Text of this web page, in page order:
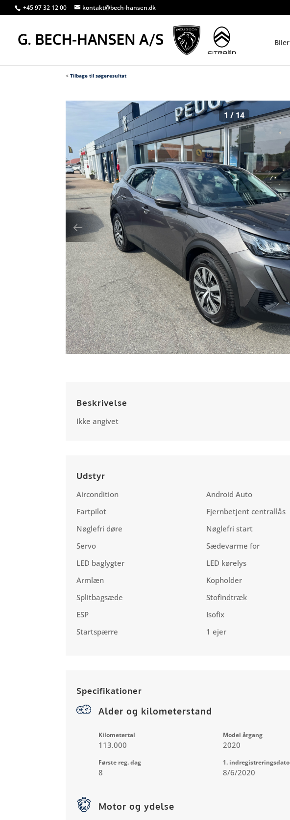
+45 97 32 12 00 kontakt@bech-hansen.dk
Biler
<Tilbage til søgeresultat
1 / 14
Beskrivelse
Ikke angivet
Udstyr
Aircondition Android Auto
Fartpilot
Fjernbetjent centrallås
Nøglefri døre
Nøglefri start
Servo
Sædevarme for
LED baglygter
LED kørelys
Armlæn
Kopholder
Splitbagsæde
Stofindtræk
ESP
Isofix
Startspærre
1 ejer
Specifikationer
Alder og kilometerstand
Kilometertal
113.000
Model årgang
2020
Første reg. dag
8
1. indregistreringsdato
8/6/2020
Motor og ydelse